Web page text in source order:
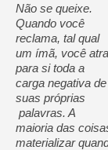
Não se queixe.
Quando você
reclama, tal qual
um ímã, você
para si toda a
carga negativa de
suas próprias
palavras. A
maioria das
materializar